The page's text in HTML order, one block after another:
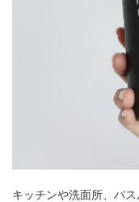
キッチンや洗面所、バ